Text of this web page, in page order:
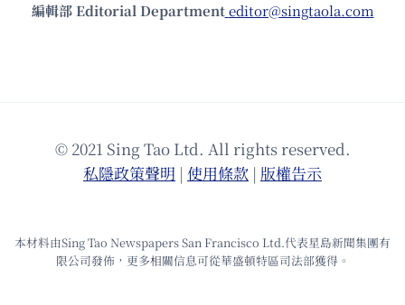
編輯部 Editorial Department editor@singtaola.com
© 2021 Sing Tao Ltd. All rights reserved.
私隱政策聲明 | 使⽤條款 | 版權告⽰
本材料由Sing Tao Newspapers San Francisco Ltd.代表星島新聞集團有
限公司發佈，更多相關信息可從華盛頓特區司法部獲得。